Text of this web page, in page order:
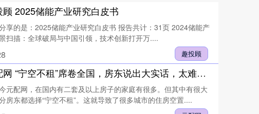
顾 2025储能产业研究白皮书
趣投顾
享的是：2025储能产业研究白皮书 报告共计：31页 2024储能产
扫描：全球破局与中国引领，技术创新打开万....
元配网 “宁空不租”席卷全国，房东说出大实话，太难了！
元配网，在国内有二套及以上房子的家庭有很多。但其中有很大
房东都选择“宁空不租”。这就导致了很多城市的住房空置....